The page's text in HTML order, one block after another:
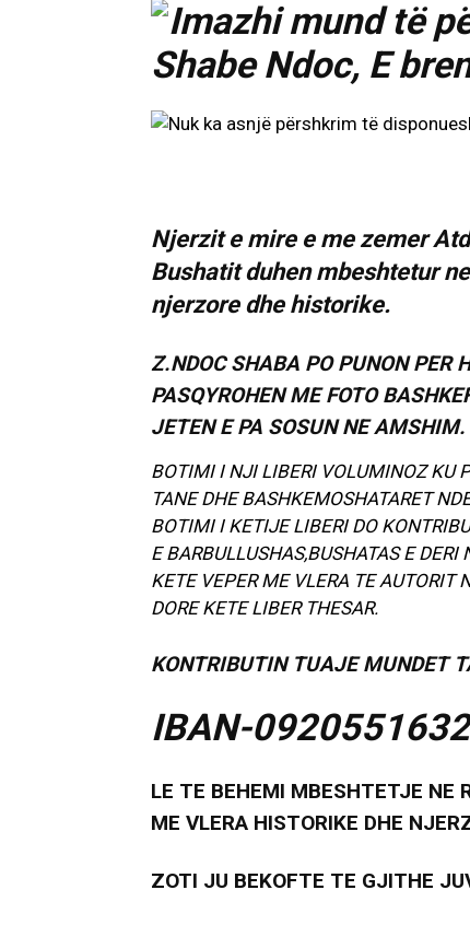
Njerzit e mire e me zemer
Bushatit duhen mbeshtetur
njerzore dhe historike.
Z.NDOC SHABA PO PUNON PER
PASQYROHEN ME FOTO
JETEN E PA SOSUN NE AMSHIM.
BOTIMI I NJI LIBERI VOLUMINOZ KU
TANE DHE BASHKEMOSHATARET
BOTIMI I KETIJE LIBERI DO
E BARBULLUSHAS,BUSHATAS E
KETE VEPER ME VLERA TE
DORE KETE LIBER THESAR.
KONTRIBUTIN TUAJE MUNDET
IBAN-
LE TE BEHEMI MBESHTETJE NE
ME VLERA HISTORIKE DHE
ZOTI JU BEKOFTE TE GJITHE